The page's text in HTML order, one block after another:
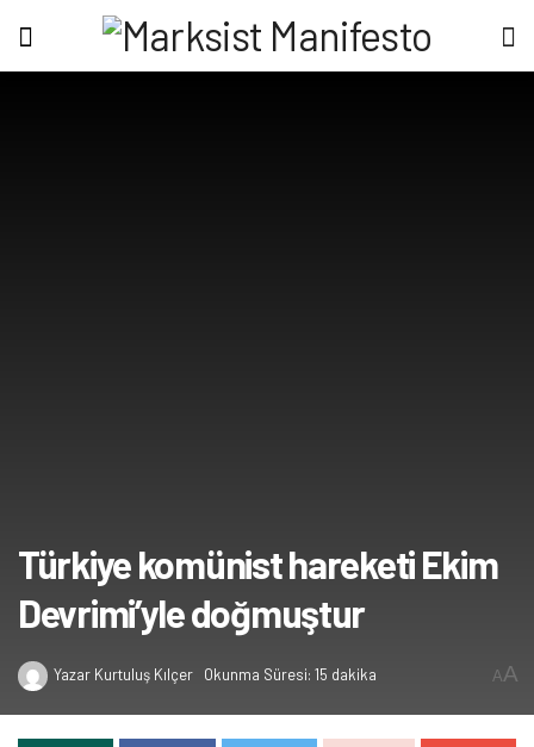
Türkiye komünist hareketi Ekim
Devrimi’yle doğmuştur
Yazar Kurtuluş Kılçer Okunma Süresi: 15 dakika AA